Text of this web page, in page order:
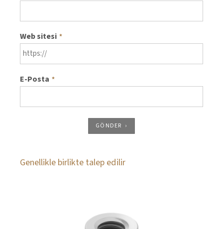
Web sitesi *
E-Posta *
GÖNDER
Genellikle birlikte talep edilir